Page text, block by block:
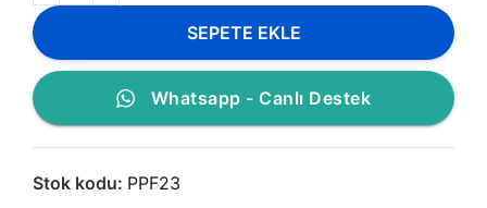
SEPETE EKLE
Whatsapp - Canlı Destek
Stok kodu: PPF23